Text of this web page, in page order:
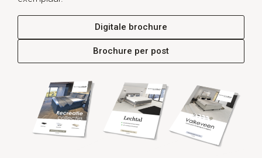
Digitale brochure
Brochure per post